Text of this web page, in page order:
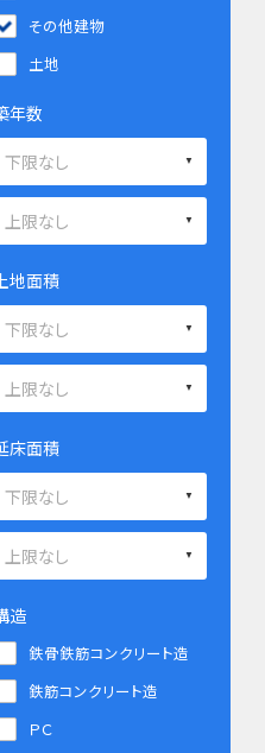
その他建物
土地
年数
地面積
床面積
造
鉄骨鉄筋コンクリート造
鉄筋コンクリート造
ＰＣ